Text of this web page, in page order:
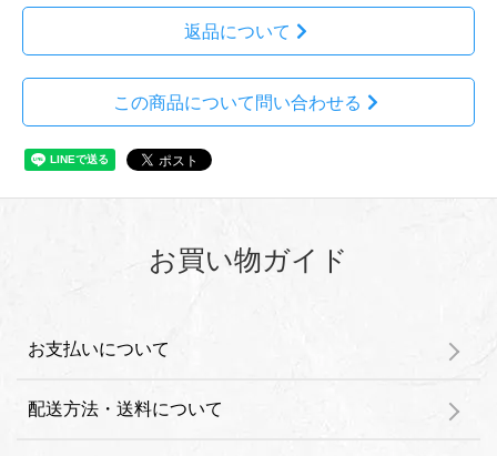
返品について
この商品について問い合わせる
お買い物ガイド
お支払いについて
配送方法・送料について